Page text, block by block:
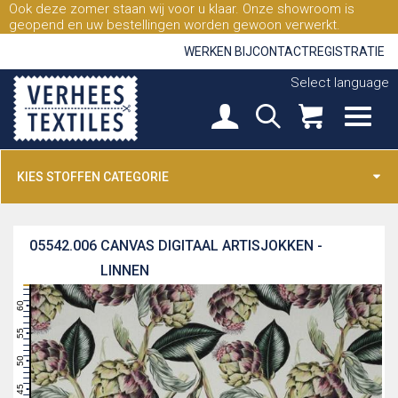
Ook deze zomer staan wij voor u klaar. Onze showroom is
geopend en uw bestellingen worden gewoon verwerkt.
WERKEN BIJCONTACTREGISTRATIE
Select language
KIES STOFFEN CATEGORIE
CANVAS DIGITAAL ARTISJOKKEN -
LINNEN
05542.006
46
47
48
49
50
51
52
53
54
55
56
57
58
59
60
61
62
63